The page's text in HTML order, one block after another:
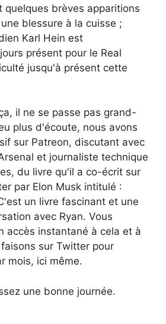
quelques brèves apparitions
blessure à la cuisse ;
Karl Hein est
présent pour le Real
jusqu'à présent cette
il ne se passe pas grand-
plus d'écoute, nous avons
sur Patreon, discutant avec
et journaliste technique
du livre qu'il a co-écrit sur
par Elon Musk intitulé :
un livre fascinant et une
avec Ryan. Vous
accès instantané à cela et à
sur Twitter pour
mois, ici même.
une bonne journée.